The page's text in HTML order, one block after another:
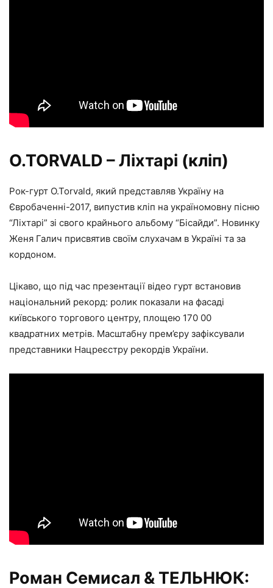
O.TORVALD – Ліхтарі (кліп)
Рок-гурт O.Torvald, який представляв Україну на
Євробаченні-2017, випустив кліп на україномовну пісню
“Ліхтарі” зі свого крайнього альбому “Бісайди”. Новинку
Женя Галич присвятив своїм слухачам в Україні та за
кордоном.
Цікаво, що під час презентації відео гурт встановив
національний рекорд: ролик показали на фасаді
київського торгового центру, площею 170 00
квадратних метрів. Масштабну прем’єру зафіксували
представники Нацреєстру рекордів України.
Роман Семисал & ТЕЛЬНЮК: